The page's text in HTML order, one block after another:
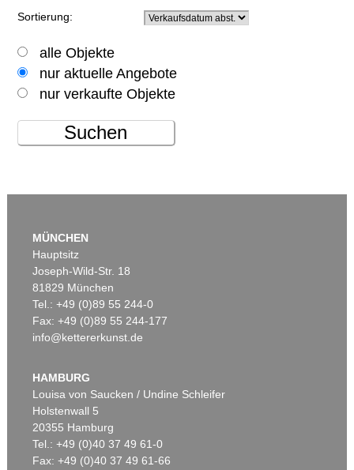
Sortierung:
alle Objekte
nur aktuelle Angebote
nur verkaufte Objekte
Suchen
MÜNCHEN
Hauptsitz
Joseph-Wild-Str. 18
81829 München
Tel.: +49 (0)89 55 244-0
Fax: +49 (0)89 55 244-177
info@kettererkunst.de
HAMBURG
Louisa von Saucken / Undine Schleifer
Holstenwall 5
20355 Hamburg
Tel.: +49 (0)40 37 49 61-0
Fax: +49 (0)40 37 49 61-66